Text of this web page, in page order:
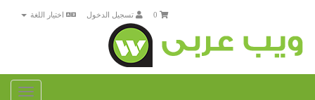
اختيار اللغة تسجيل الدخول 0